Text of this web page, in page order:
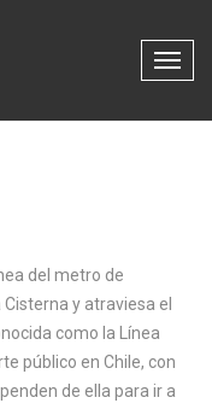
N
v
ó
d
e
del metro de
y atraviesa el
como la
Línea
público en Chile, con
de ella para ir a